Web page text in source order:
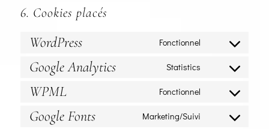
6. Cookies placés
WordPress Fonctionnel
Consent
wordpress
Google Analytics Statistics
Consent
google-
WPML Fonctionnel
Consent
Google Fonts Marketing/Suivi
Consent